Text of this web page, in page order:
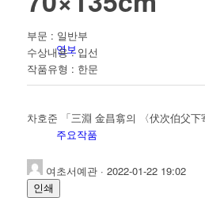
연보
주요작품
부문 : 일반부
수상내용 : 입선
작품유형 : 한문
차호준 「三淵 金昌翕의 〈伏次伯父
여초서예관 · 2022-01-22 19:02
인쇄